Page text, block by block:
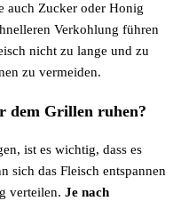
auch Zucker oder Honig
Verkohlung führen
nicht zu lange und zu
zu vermeiden.
dem Grillen ruhen?
ist es wichtig, dass es
sich das Fleisch entspannen
verteilen. Je nach